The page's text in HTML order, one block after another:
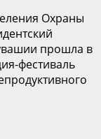
Охраны
прошла в
фестиваль